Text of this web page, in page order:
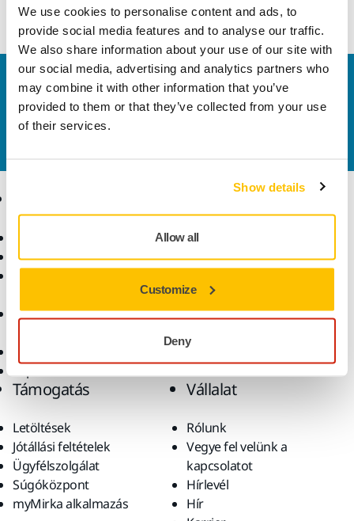
We use cookies to personalise content and ads, to
provide social media features and to analyse our traffic.
We also share information about your use of our site with
our social media, advertising and analytics partners who
may combine it with other information that you’ve
provided to them or that they’ve collected from your use
of their services.
Show details
Allow all
Customize
Deny
Vegye fel velünk a kapcsolatot
Szeretne többet tudni?Kérjük, vegye fel velünk a
kapcsolatot
Pormentes csiszolás
Kiegészítők és
Iparágak
Alkalmazások
Támogatás
Letöltések
Jótállási feltételek
Ügyfélszolgálat
Súgóközpont
myMirka alkalmazás
Vállalat
Rólunk
Vegye fel velünk a
kapcsolatot
Hírlevél
Hír